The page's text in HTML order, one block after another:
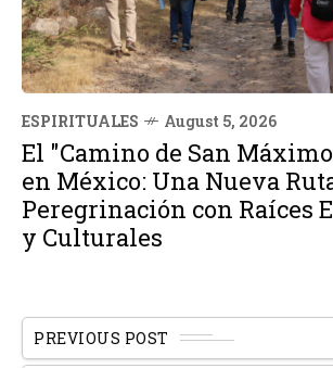
ESPIRITUALES August 5, 2026
El "Camino de San
en México: Una Nueva
Peregrinación con Raíces
y Culturales
PREVIOUS POST